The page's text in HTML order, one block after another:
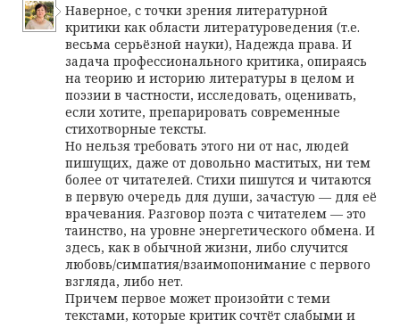
Наверное, с точки зрения литературной
критики как области литературоведения (т.е.
весьма серьёзной науки), Надежда права. И
задача профессионального критика, опираясь
на теорию и историю литературы в целом и
поэзии в частности, исследовать, оценивать,
если хотите, препарировать современные
стихотворные тексты.
Но нельзя требовать этого ни от нас, людей
пишущих, даже от довольно маститых, ни тем
более от читателей. Стихи пишутся и читаются
в первую очередь для души, зачастую — для её
врачевания. Разговор поэта с читателем — это
таинство, на уровне энергетического обмена. И
здесь, как в обычной жизни, либо случится
любовь/симпатия/взаимопонимание с первого
взгляда, либо нет.
Причем первое может произойти с теми
текстами, которые критик сочтёт слабыми и